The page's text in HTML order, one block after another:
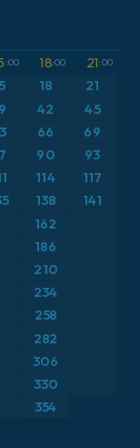
:00 18:00 21:00
18 21
42
45
66 69
90 93
114 117
138
141
162
186
210
234
258
282
306
330
354